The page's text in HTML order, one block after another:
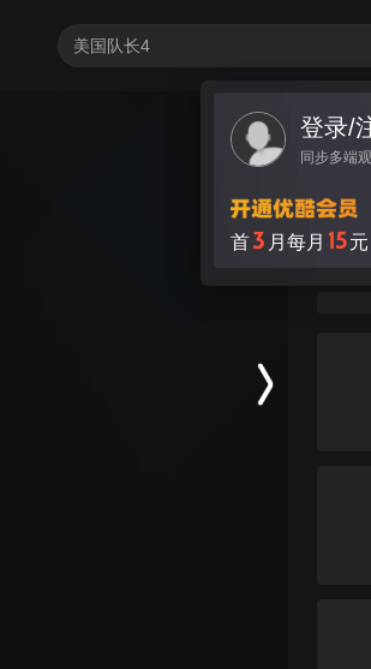
登录/
同步多端
首3 月每月 15